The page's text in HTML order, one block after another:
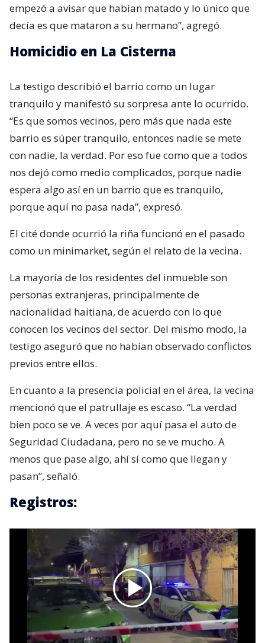
empezó a avisar que habían matado y lo único que
decía es que mataron a su hermano”, agregó.
Homicidio en La Cisterna
La testigo describió el barrio como un lugar
tranquilo y manifestó su sorpresa ante lo ocurrido.
“Es que somos vecinos, pero más que nada este
barrio es súper tranquilo, entonces nadie se mete
con nadie, la verdad. Por eso fue como que a todos
nos dejó como medio complicados, porque nadie
espera algo así en un barrio que es tranquilo,
porque aquí no pasa nada”, expresó.
El cité donde ocurrió la riña funcionó en el pasado
como un minimarket, según el relato de la vecina.
La mayoría de los residentes del inmueble son
personas extranjeras, principalmente de
nacionalidad haitiana, de acuerdo con lo que
conocen los vecinos del sector. Del mismo modo, la
testigo aseguró que no habían observado conflictos
previos entre ellos.
En cuanto a la presencia policial en el área, la vecina
mencionó que el patrullaje es escaso. “La verdad
bien poco se ve. A veces por aquí pasa el auto de
Seguridad Ciudadana, pero no se ve mucho. A
menos que pase algo, ahí sí como que llegan y
pasan”, señaló.
Registros: